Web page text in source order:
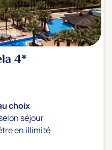
4*
choix
séjour
en illimité